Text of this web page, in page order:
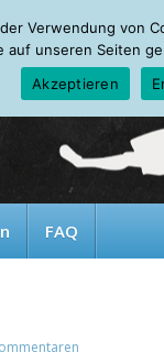
FAQ
Verwendung
auf unseren Seiten
Akzeptieren